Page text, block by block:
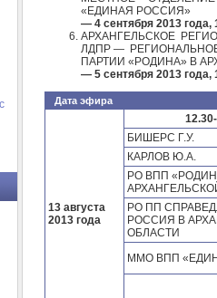
«ЕДИНАЯ РОССИЯ»
— 4 сентября 2013 года,
АРХАНГЕЛЬСКОЕ
ЛДПР —
ПАРТИИ «РОДИНА» В
— 5 сентября 2013 года,
Дата эфира
13 августа
2013 года
БИШЕРС Г.У.
КАРЛОВ Ю.А.
РО ВПП
РО ПП
РОССИЯ В
ОБЛАСТИ
ММО ВПП